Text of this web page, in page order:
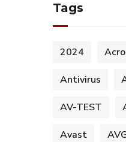
Tags
2024
Antivirus
AV-TEST
Avast